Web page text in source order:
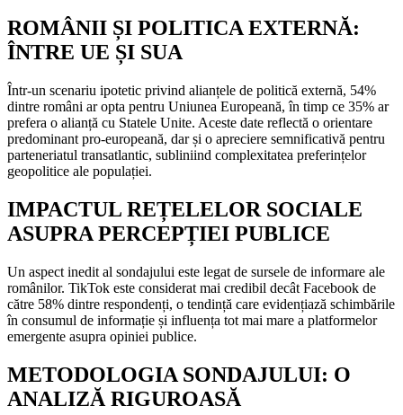
ROMÂNII ȘI POLITICA EXTERNĂ:
ÎNTRE UE ȘI SUA
Într-un scenariu ipotetic privind alianțele de politică externă, 54%
dintre români ar opta pentru Uniunea Europeană, în timp ce 35% ar
prefera o alianță cu Statele Unite. Aceste date reflectă o orientare
predominant pro-europeană, dar și o apreciere semnificativă pentru
parteneriatul transatlantic, subliniind complexitatea preferințelor
geopolitice ale populației.
IMPACTUL REȚELELOR SOCIALE
ASUPRA PERCEPȚIEI PUBLICE
Un aspect inedit al sondajului este legat de sursele de informare ale
românilor. TikTok este considerat mai credibil decât Facebook de
către 58% dintre respondenți, o tendință care evidențiază schimbările
în consumul de informație și influența tot mai mare a platformelor
emergente asupra opiniei publice.
METODOLOGIA SONDAJULUI: O
ANALIZĂ RIGUROASĂ